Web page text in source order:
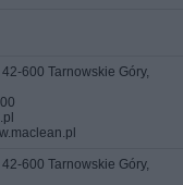
600 Tarnowskie Góry,
600 Tarnowskie Góry,